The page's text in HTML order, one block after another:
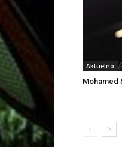
Aktuelno
Mohamed